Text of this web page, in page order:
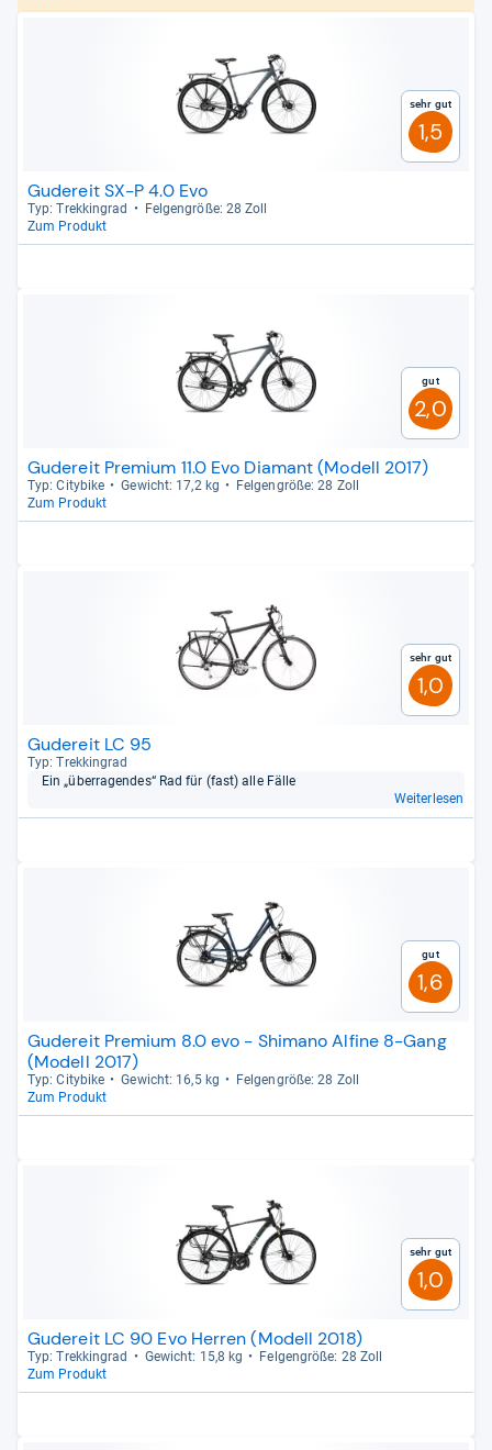
Sehr gut
1,5
Gudereit SX-P 4.0 Evo
Typ: Trek­kin­grad
Fel­gen­größe: 28 Zoll
Zum Produkt
Gut
2,0
Gudereit Premium 11.0 Evo Diamant (Modell 2017)
Typ: City­bike Gewicht: 17,2 kg
Fel­gen­größe: 28 Zoll
Zum Produkt
Sehr gut
1,0
Gudereit LC 95
Typ: Trek­kin­grad
Ein „über­ra­gen­des“ Rad für (fast) alle Fälle
Weiterlesen
Gut
1,6
Gudereit Premium 8.0 evo - Shimano Alfine 8-Gang
(Modell 2017)
Typ: City­bike Gewicht: 16,5 kg
Fel­gen­größe: 28 Zoll
Zum Produkt
Sehr gut
1,0
Gudereit LC 90 Evo Herren (Modell 2018)
Typ: Trek­kin­grad Gewicht: 15,8 kg
Fel­gen­größe: 28 Zoll
Zum Produkt